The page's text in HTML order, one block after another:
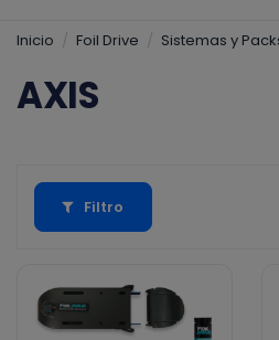
Inicio Foil Drive Sistemas y
AXIS
Filtro